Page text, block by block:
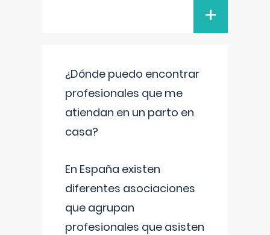
+
¿Dónde puedo encontrar
profesionales que me
atiendan en un parto en
casa?
En España existen
diferentes asociaciones
que agrupan
profesionales que asisten